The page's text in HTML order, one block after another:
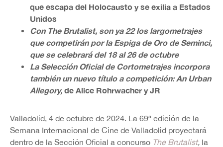
que escapa del Holocausto y se exilia a Estados
Unidos
Con The Brutalist, son ya 22 los largometrajes
que competirán por la Espiga de Oro de Seminci,
que se celebrará del 18 al 26 de octubre
La Selección Oficial de Cortometrajes incorpora
también un nuevo título a competición: An Urban
Allegory, de Alice Rohrwacher y JR
Valladolid, 4 de octubre de 2024. La 69ª edición de la
Semana Internacional de Cine de Valladolid proyectará
dentro de la Sección Oficial a concurso The Brutalist, la